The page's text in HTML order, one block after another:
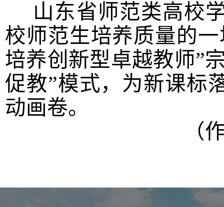
山东省师范类高校
校师范生培养质量的
培养创新型卓越教师”
促教”模式，为新课标
动画卷。
（